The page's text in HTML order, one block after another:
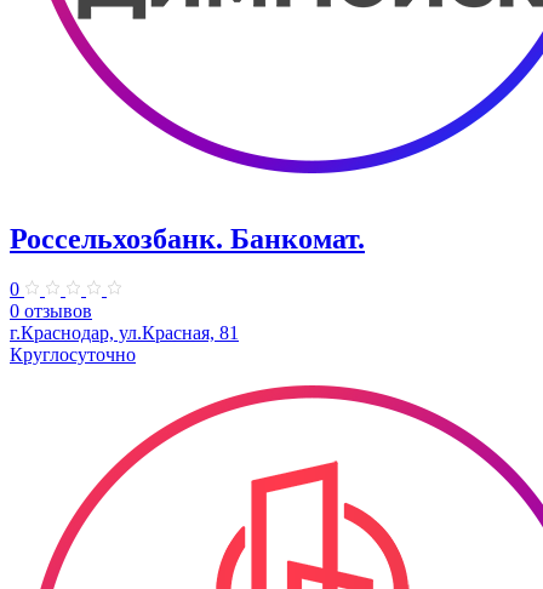
Россельхозбанк. Банкомат.
0
0 отзывов
г.Краснодар, ул.Красная, 81
Круглосуточно